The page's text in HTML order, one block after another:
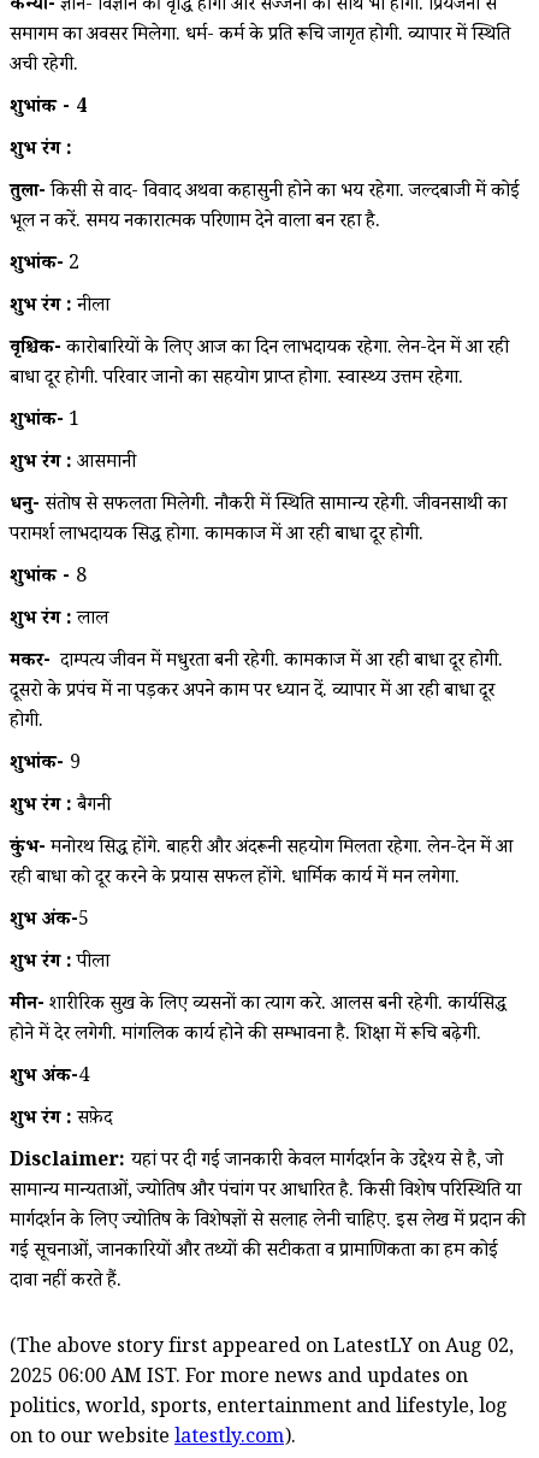
कन्या-ज्ञान- विज्ञान की वृद्धि होगी और सज्जनों का साथ भी होगा. प्रियजनों से
समागम का अवसर मिलेगा. धर्म- कर्म के प्रति रूचि जागृत होगी. व्यापार में स्थिति
अची रहेगी.
शुभांक - 4
शुभ रंग :
तुला-किसी से वाद- विवाद अथवा कहासुनी होने का भय रहेगा. जल्दबाजी में कोई
भूल न करें. समय नकारात्मक परिणाम देने वाला बन रहा है.
शुभांक- 2
शुभ रंग :नीला
वृश्चिक-कारोबारियों के लिए आज का दिन लाभदायक रहेगा. लेन-देन में आ रही
बाधा दूर होगी. परिवार जानो का सहयोग प्राप्त होगा. स्वास्थ्य उत्तम रहेगा.
शुभांक- 1
शुभ रंग : आसमानी
धनु-संतोष से सफलता मिलेगी. नौकरी में स्थिति सामान्य रहेगी. जीवनसाथी का
परामर्श लाभदायक सिद्ध होगा. कामकाज में आ रही बाधा दूर होगी.
शुभांक - 8
शुभ रंग :लाल
मकर- दाम्पत्य जीवन में मधुरता बनी रहेगी. कामकाज में आ रही बाधा दूर होगी.
दूसरो के प्रपंच में ना पड़कर अपने काम पर ध्यान दें. व्यापार में आ रही बाधा दूर
होगी.
शुभांक- 9
शुभ रंग :बैगनी
कुंभ-मनोरथ सिद्ध होंगे. बाहरी और अंदरूनी सहयोग मिलता रहेगा. लेन-देन में आ
रही बाधा को दूर करने के प्रयास सफल होंगे. धार्मिक कार्य में मन लगेगा.
शुभ अंक-5
शुभ रंग :पीला
मीन- शारीरिक सुख के लिए व्यसनों का त्याग करे. आलस बनी रहेगी. कार्यसिद्ध
होने में देर लगेगी. मांगलिक कार्य होने की सम्भावना है. शिक्षा में रूचि बढ़ेगी.
शुभ अंक-4
शुभ रंग :सफ़ेद
Disclaimer:यहां पर दी गई जानकारी केवल मार्गदर्शन के उद्देश्य से है, जो
सामान्य मान्यताओं, ज्योतिष और पंचांग पर आधारित है. किसी विशेष परिस्थिति या
मार्गदर्शन के लिए ज्योतिष के विशेषज्ञों से सलाह लेनी चाहिए. इस लेख में प्रदान की
गई सूचनाओं, जानकारियों और तथ्यों की सटीकता व प्रामाणिकता का हम कोई
दावा नहीं करते हैं.
(The above story first appeared on LatestLY on Aug 02,
2025 06:00 AM IST. For more news and updates on
politics, world, sports, entertainment and lifestyle, log
on to our website latestly.com).